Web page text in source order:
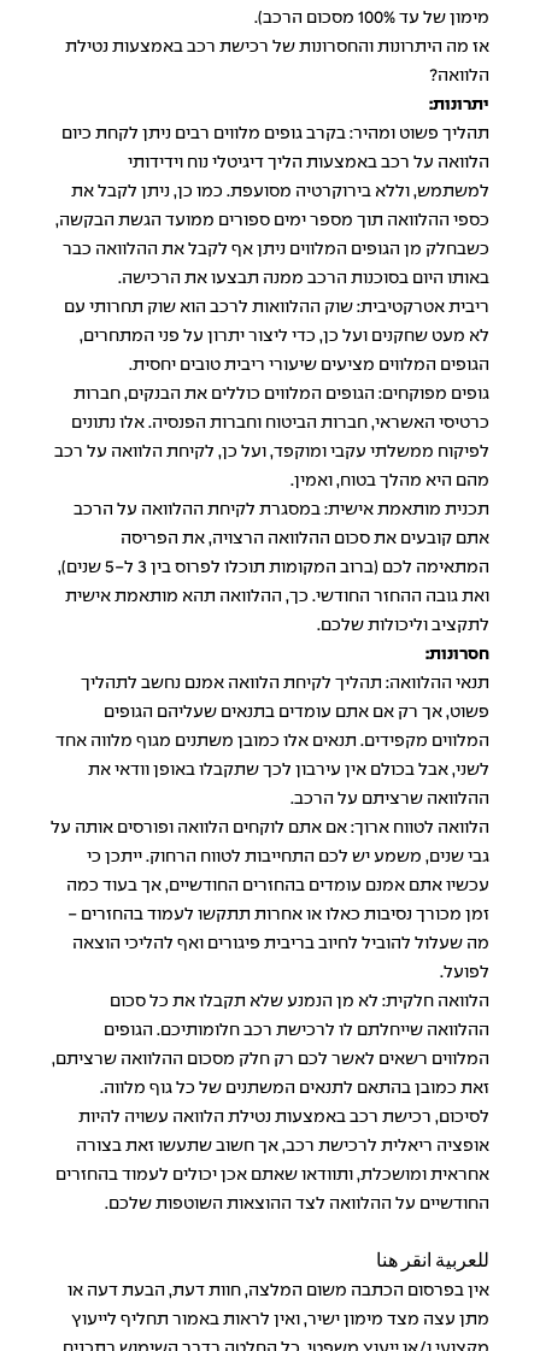
מימון של עד 100% מסכום הרכב).
אז מה היתרונות והחסרונות של רכישת רכב באמצעות נטילת
הלוואה?
יתרונות:
תהליך פשוט ומהיר: בקרב גופים מלווים רבים ניתן לקחת כיום
הלוואה על רכב באמצעות הליך דיגיטלי נוח וידידותי
למשתמש, וללא בירוקרטיה מסועפת. כמו כן, ניתן לקבל את
כספי ההלוואה תוך מספר ימים ספורים ממועד הגשת הבקשה,
כשבחלק מן הגופים המלווים ניתן אף לקבל את ההלוואה כבר
באותו היום בסוכנות הרכב ממנה תבצעו את הרכישה.
ריבית אטרקטיבית: שוק ההלוואות לרכב הוא שוק תחרותי עם
לא מעט שחקנים ועל כן, כדי ליצור יתרון על פני המתחרים,
הגופים המלווים מציעים שיעורי ריבית טובים יחסית.
גופים מפוקחים: הגופים המלווים כוללים את הבנקים, חברות
כרטיסי האשראי, חברות הביטוח וחברות הפנסיה. אלו נתונים
לפיקוח ממשלתי עקבי ומוקפד, ועל כן, לקיחת הלוואה על רכב
מהם היא מהלך בטוח, ואמין.
תכנית מותאמת אישית: במסגרת לקיחת ההלוואה על הרכב
אתם קובעים את סכום ההלוואה הרצויה, את הפריסה
המתאימה לכם (ברוב המקומות תוכלו לפרוס בין 3 ל-5 שנים),
ואת גובה ההחזר החודשי. כך, ההלוואה תהא מותאמת אישית
לתקציב וליכולות שלכם.
חסרונות:
תנאי ההלוואה: תהליך לקיחת הלוואה אמנם נחשב לתהליך
פשוט, אך רק אם אתם עומדים בתנאים שעליהם הגופים
המלווים מקפידים. תנאים אלו כמובן משתנים מגוף מלווה אחד
לשני, אבל בכולם אין עירבון לכך שתקבלו באופן וודאי את
ההלוואה שרציתם על הרכב.
הלוואה לטווח ארוך: אם אתם לוקחים הלוואה ופורסים אותה על
גבי שנים, משמע יש לכם התחייבות לטווח הרחוק. ייתכן כי
עכשיו אתם אמנם עומדים בהחזרים החודשיים, אך בעוד כמה
זמן מכורך נסיבות כאלו או אחרות תתקשו לעמוד בהחזרים -
מה שעלול להוביל לחיוב בריבית פיגורים ואף להליכי הוצאה
לפועל.
הלוואה חלקית: לא מן הנמנע שלא תקבלו את כל סכום
ההלוואה שייחלתם לו לרכישת רכב חלומותיכם. הגופים
המלווים רשאים לאשר לכם רק חלק מסכום ההלוואה שרציתם,
זאת כמובן בהתאם לתנאים המשתנים של כל גוף מלווה.
לסיכום, רכישת רכב באמצעות נטילת הלוואה עשויה להיות
אופציה ריאלית לרכישת רכב, אך חשוב שתעשו זאת בצורה
אחראית ומושכלת, ותוודאו שאתם אכן יכולים לעמוד בהחזרים
החודשיים על ההלוואה לצד ההוצאות השוטפות שלכם.
للعربية انقر هنا
אין בפרסום הכתבה משום המלצה, חוות דעת, הבעת דעה או
מתן עצה מצד מימון ישיר, ואין לראות באמור תחליף לייעוץ